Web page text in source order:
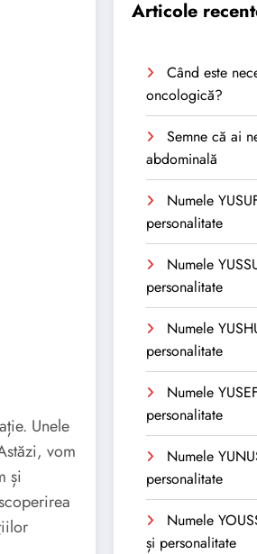
Unele
vom
și
Articole
Când este
oncologică?
Semne că ai
abdominală
Numele
personalitate
Numele
personalitate
Numele
personalitate
Numele
personalitate
Numele
personalitate
Numele
și personalitate